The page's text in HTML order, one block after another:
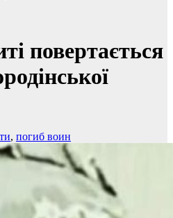
повертається
, погиб воин